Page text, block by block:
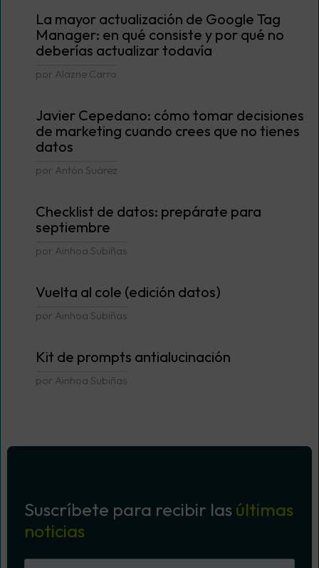
La mayor actualización de Google Tag
Manager: en qué consiste y por qué no
deberías actualizar todavía
por Alazne Carro
Javier Cepedano: cómo tomar decisiones
de marketing cuando crees que no tienes
datos
por Antón Suárez
Checklist de datos: prepárate para
septiembre
por Ainhoa Subiñas
Vuelta al cole (edición datos)
por Ainhoa Subiñas
Kit de prompts antialucinación
por Ainhoa Subiñas
Suscríbete para recibir las últimas
noticias